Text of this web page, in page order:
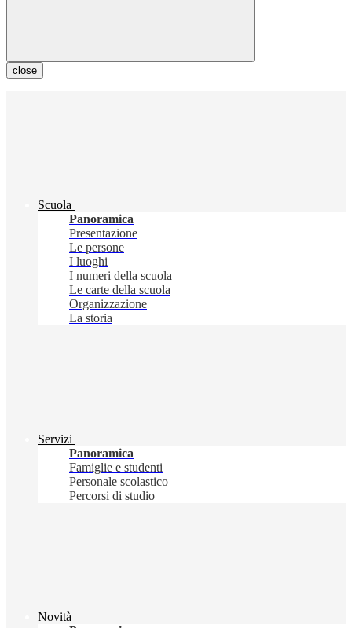
close
Scuola
Panoramica
Presentazione
Le persone
I luoghi
I numeri della scuola
Le carte della scuola
Organizzazione
La storia
Servizi
Panoramica
Famiglie e studenti
Personale scolastico
Percorsi di studio
Novità